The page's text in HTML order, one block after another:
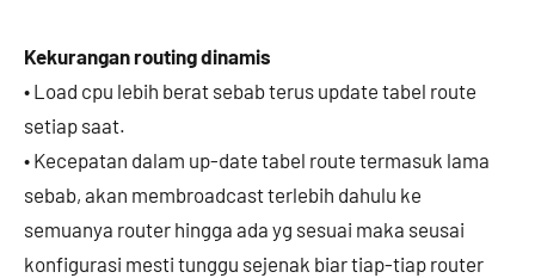
Kekurangan routing dinamis
• Load cpu lebih berat sebab terus update tabel route
setiap saat.
• Kecepatan dalam up-date tabel route termasuk lama
sebab, akan membroadcast terlebih dahulu ke
semuanya router hingga ada yg sesuai maka seusai
konfigurasi mesti tunggu sejenak biar tiap-tiap router